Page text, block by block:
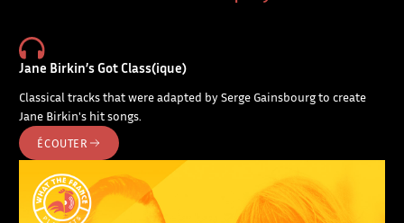
Jane Birkin’s Got Class(ique)
Classical tracks that were adapted by Serge Gainsbourg to create
Jane Birkin's hit songs.
ÉCOUTER